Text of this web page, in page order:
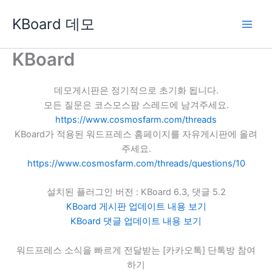
로
KBoard 데모
KBoard
데모게시판은 정기적으로 초기화 됩니다.
모든 질문은 코스모스팜 스레드에 남겨주세요.
https://www.cosmosfarm.com/threads
KBoard가 적용된 워드프레스 홈페이지를 자유게시판에 올려
주세요.
https://www.cosmosfarm.com/threads/questions/10
설치된 플러그인 버전 : KBoard 6.3, 댓글 5.2
KBoard 게시판 업데이트 내용 보기
KBoard 댓글 업데이트 내용 보기
워드프레스 소식을 빠르게 전달받는 [카카오톡] 단톡방 참여
하기